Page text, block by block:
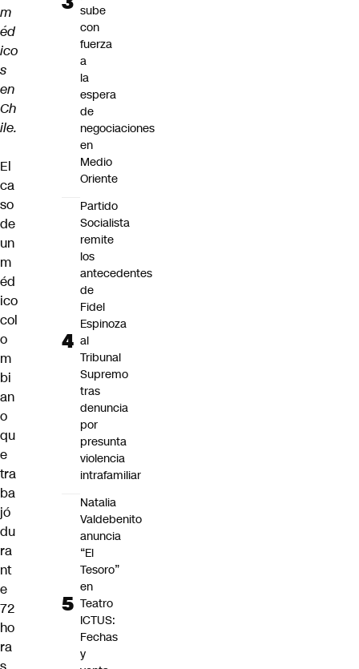
m
éd
ico
s
en
Ch
ile.
El
ca
so
de
un
m
éd
ico
col
o
m
bi
an
o
qu
e
tra
ba
jó
du
ra
nt
e
72
ho
ra
sube
con
fuerza
a
la
espera
de
negociaciones
en
Medio
Oriente
Partido
Socialista
remite
los
antecedentes
de
Fidel
Espinoza
al
Tribunal
Supremo
tras
denuncia
por
presunta
violencia
intrafamiliar
Natalia
Valdebenito
anuncia
“El
Tesoro”
en
Teatro
ICTUS:
Fechas
y